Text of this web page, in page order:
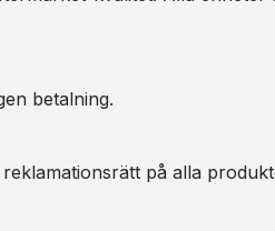
betalning.
på alla